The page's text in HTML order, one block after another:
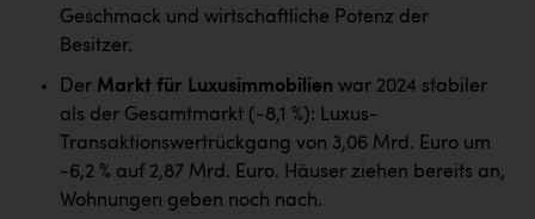
INTERSPAR
Jesolo
Jane Goodall Institute Austria
Kärcher
Geschmack und wirtschaftliche Potenz der
Besitzer.
Der Markt für Luxusimmobilien war 2024 stabiler
als der Gesamtmarkt (-8,1 %): Luxus-
Transaktionswertrückgang von 3,06 Mrd. Euro um
-6,2 % auf 2,87 Mrd. Euro. Häuser ziehen bereits an,
Wohnungen geben noch nach.